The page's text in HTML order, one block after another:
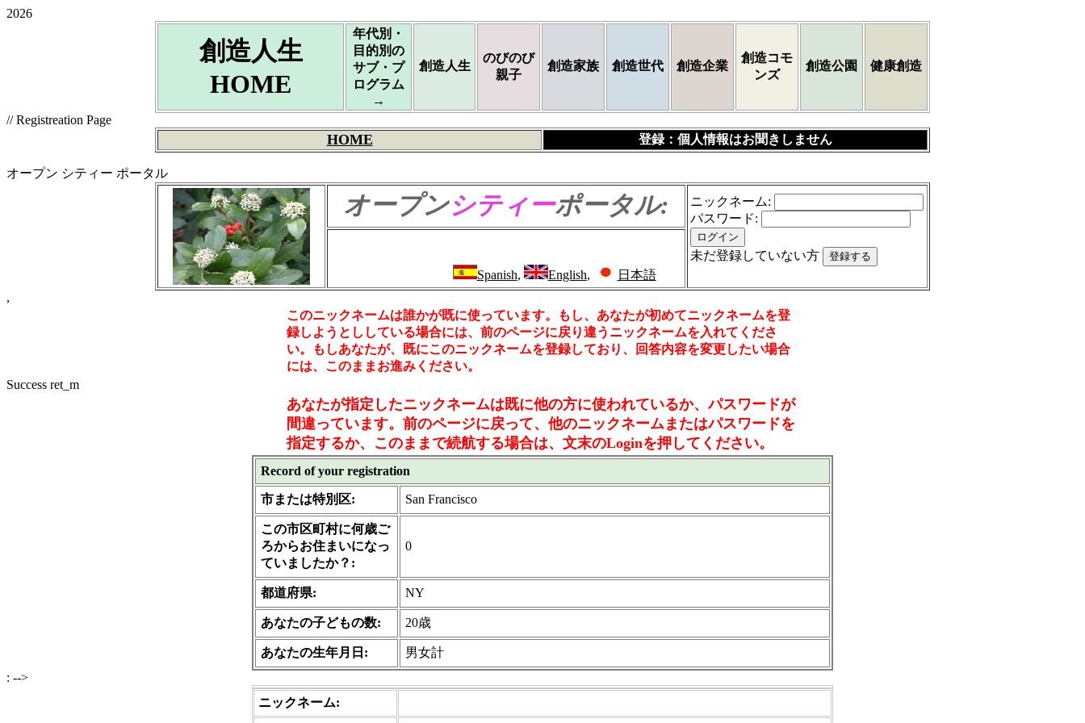
2026
創造人生
HOME
年代別・
目的別の
サブ・プ
ログラム
→
創造人生
のびのび
親子
創造家族 創造世代 創造企業
創造コモ
ンズ
創造公園 健康創造
// Registreation Page
HOME 登録：個人情報はお聞きしません
オープン シティー ポータル
オープンシティーポータル: ニックネーム:
パスワード:
未だ登録していない方
Spanish, English,
日本語
,
このニックネームは誰かが既に使っています。もし、あなたが初めてニックネームを登
録しようとししている場合には、前のページに戻り違うニックネームを入れてくださ
い。もしあなたが、既にこのニックネームを登録しており、回答内容を変更したい場合
には、このままお進みください。
Success ret_m
あなたが指定したニックネームは既に他の方に使われているか、パスワードが
間違っています。前のページに戻って、他のニックネームまたはパスワードを
指定するか、このままで続航する場合は、文末のLoginを押してください。
Record of your registration
市または特別区: San Francisco
この市区町村に何歳ご
ろからお住まいになっ
ていましたか？:
0
都道府県: NY
あなたの子どもの数: 20歳
あなたの生年月日:
男女計
: -->
ニックネーム: